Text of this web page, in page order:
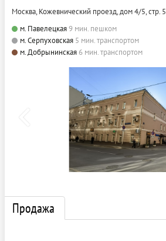
Москва, Кожевнический проезд, дом 4/5, стр. 5
м. Павелецкая9 мин. пешком
м. Серпуховская 5 мин. транспортом
м. Добрынинская 6 мин. транспортом
Продажа